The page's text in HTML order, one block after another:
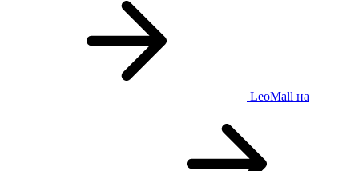
LeoMall на